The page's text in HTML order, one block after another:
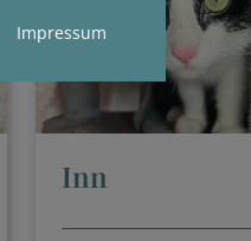
Impressum
Inn